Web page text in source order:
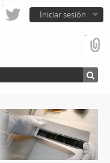
Iniciar sesión